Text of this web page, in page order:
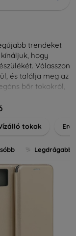
trendeket
hogy
Válasszon
és találja meg az
bőr tokokról,
illő
tokok
Legdrágabb